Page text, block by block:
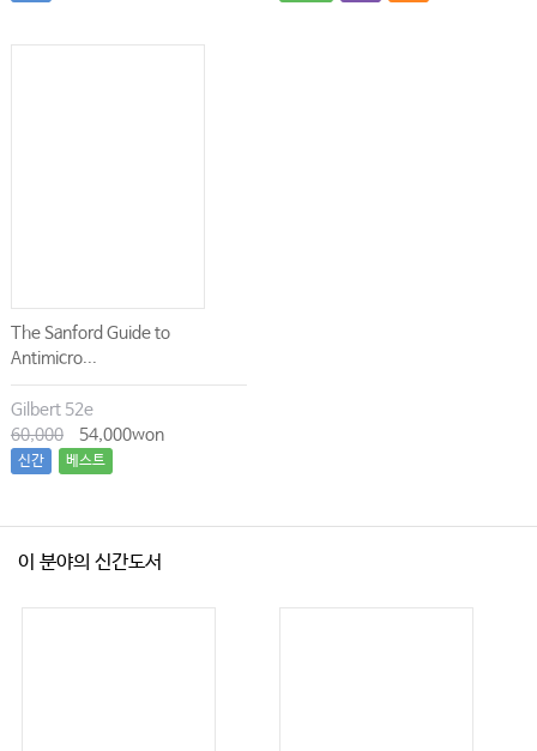
The Sanford Guide to
Antimicro...
Gilbert 52e
60,000
54,000won
신간 베스트
이 분야의 신간도서